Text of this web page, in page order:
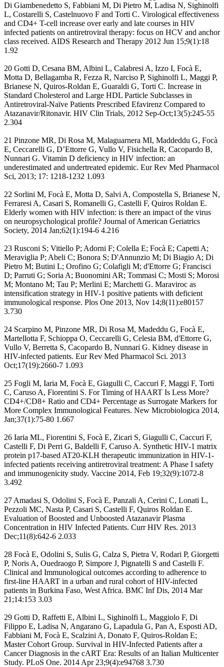
Di Giambenedetto S, Fabbiani M, Di Pietro M, Ladisa N, Sighinolfi
L, Costarelli S, Castelnuovo F and Torti C. Virological effectiveness
and CD4+ T-cell increase over early and late courses in HIV
infected patients on antiretroviral therapy: focus on HCV and anchor
class received. AIDS Research and Therapy 2012 Jun 15;9(1):18
1.92
20 Gotti D, Cesana BM, Albini L, Calabresi A, Izzo I, Focà E,
Motta D, Bellagamba R, Fezza R, Narciso P, Sighinolfi L, Maggi P,
Brianese N, Quiros-Roldan E, Guaraldi G, Torti C. Increase in
Standard Cholesterol and Large HDL Particle Subclasses in
Antiretroviral-Naïve Patients Prescribed Efavirenz Compared to
Atazanavir/Ritonavir. HIV Clin Trials, 2012 Sep-Oct;13(5):245-55
2.304
21 Pinzone MR, Di Rosa M, Malaguarnera MI, Maddeddu G, Focà
E, Ceccarelli G, D’Ettorre G, Vullo V, Fisichella R, Cacopardo B,
Nunnari G. Vitamin D deficiency in HIV infection: an
underestimated and undertreated epidemic. Eur Rev Med Pharmacol
Sci, 2013; 17: 1218-1232 1.093
22 Sorlini M, Focà E, Motta D, Salvi A, Compostella S, Brianese N,
Ferraresi A, Casari S, Romanelli G, Castelli F, Quiros Roldan E.
Elderly women with HIV infection: is there an impact of the virus
on neuropsychological profile? Journal of American Geriatrics
Society, 2014 Jan;62(1):194-6 4.216
23 Rusconi S; Vitiello P; Adorni F; Colella E; Focà E; Capetti A;
Meraviglia P; Abeli C; Bonora S; D'Annunzio M; Di Biagio A; Di
Pietro M; Butini L; Orofino G; Colafigli M; d'Ettorre G; Francisci
D; Parruti G; Soria A; Buonomini AR; Tommasi C; Mosti S; Morosi
M; Montano M; Tau P; Merlini E; Marchetti G. Maraviroc as
intensification strategy in HIV-1 positive patients with deficient
immunological response. Plos One 2013, Nov 14;8(11):e80157
3.730
24 Scarpino M, Pinzone MR, Di Rosa M, Madeddu G, Focà E,
Martellotta F, Schioppa O, Ceccarelli G, Celesia BM, d'Ettorre G,
Vullo V, Berretta S, Cacopardo B, Nunnari G. Kidney disease in
HIV-infected patients. Eur Rev Med Pharmacol Sci. 2013
Oct;17(19):2660-7 1.093
25 Fogli M, Iaria M, Focà E, Giagulli C, Caccuri F, Maggi F, Torti
C, Caruso A, Fiorentini S. For Timing of HAART Is Less More?
CD4+/CD8+ Ratio and CD4+ Percentage as Surrogate Markers for
More Complex Immunological Features. New Microbiologica 2014,
Jan;37(1):75-80 1.667
26 Iaria ML, Fiorentini S, Focà E, Zicari S, Giagulli C, Caccuri F,
Castelli F, Di Perri G, Baldelli F, Caruso A. Synthetic HIV-1 matrix
protein p17-based AT20-KLH therapeutic immunization in HIV-1-
infected patients receiving antiretroviral treatment: A Phase I safety
and immunogenicity study. Vaccine 2014, Feb 19;32(9):1072-8
3.492
27 Amadasi S, Odolini S, Focà E, Panzali A, Cerini C, Lonati L,
Pezzoli MC, Nasta P, Casari S, Castelli F, Quiros Roldan E.
Evaluation of Boosted and Unboosted Atazanavir Plasma
Concentration in HIV Infected Patients. Curr HIV Res. 2013
Dec;11(8):642-6 2.033
28 Focà E, Odolini S, Sulis G, Calza S, Pietra V, Rodari P, Giorgetti
P, Noris A, Ouedraogo P, Simpore J, Pignatelli S and Castelli F.
Clinical and Immunological outcomes according to adherence to
first-line HAART in a urban and rural cohort of HIV-infected
patients in Burkina Faso, West Africa. BMC Inf Dis, 2014 Mar
21;14:153 3.03
29 Gotti D, Raffetti E, Albini L, Sighinolfi L, Maggiolo F, Di
Filippo E, Ladisa N, Angarano G, Lapadula G, Pan A, Esposti AD,
Fabbiani M, Focà E, Scalzini A, Donato F, Quiros-Roldan E;
Master Cohort Group. Survival in HIV-Infected Patients after a
Cancer Diagnosis in the cART Era: Results of an Italian Multicenter
Study. PLoS One. 2014 Apr 23;9(4):e94768 3.730